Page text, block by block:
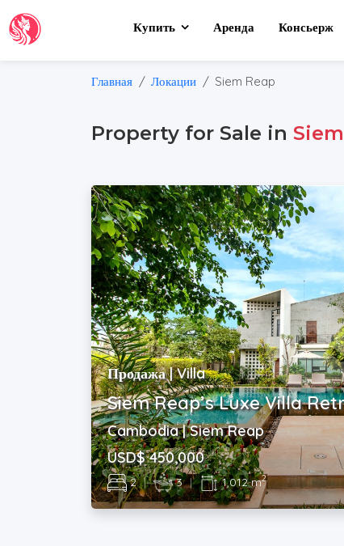
Купить Аренда Консьерж
Главная Локации Siem Reap
Property for Sale in
Продажа | Villa
Siem Reap’s Luxe Villa
Cambodia | Siem Reap
USD$ 450,000
2 | 3 | 1,012 m2